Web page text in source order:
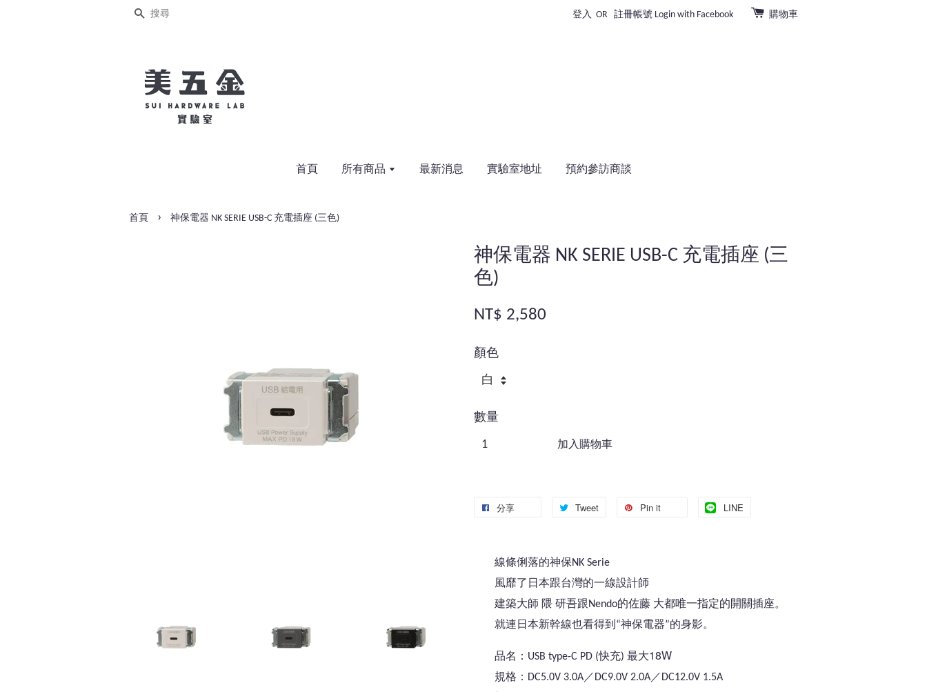
搜尋 登入 OR 註冊帳號 Login with Facebook 購物車
首頁 所有商品 最新消息 實驗室地址 預約參訪商談
首頁 › 神保電器 NK SERIE USB-C 充電插座 (三色)
神保電器 NK SERIE USB-C 充電插座 (三
色)
NT$ 2,580
顏色
數量
加入購物車
分享 Tweet Pin it LINE
線條俐落的神保NK Serie
風靡了日本跟台灣的一線設計師
建築大師 隈 研吾跟Nendo的佐藤 大都唯一指定的開關插座。
就連日本新幹線也看得到“神保電器”的身影。
品名：USB type-C PD (快充) 最大18W
規格： DC5.0V 3.0A／DC9.0V 2.0A／DC12.0V 1.5A